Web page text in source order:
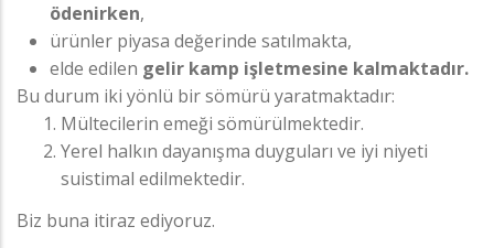
ödenirken,
ürünler piyasa değerinde satılmakta,
elde edilen gelir kamp işletmesine kalmaktadır.
Bu durum iki yönlü bir sömürü yaratmaktadır:
Mültecilerin emeği sömürülmektedir.
Yerel halkın dayanışma duyguları ve iyi niyeti
suistimal edilmektedir.
Biz buna itiraz ediyoruz.